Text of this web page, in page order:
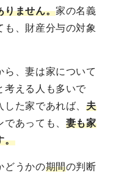
りません。家の名義
も、財産分与の対象
ら、妻は家について
考える人も多いで
した家であれば、夫
あっても、 妻も家
。
どうかの期間の判断